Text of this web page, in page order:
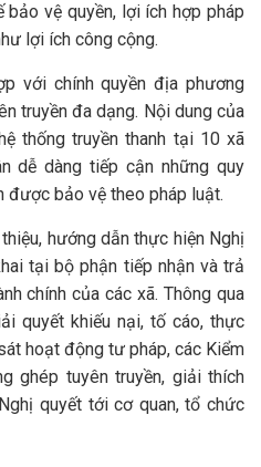
vệ quyền, lợi ích hợp pháp
lợi ích công cộng.
với chính quyền địa phương
truyền đa dạng. Nội dung của
thống truyền thanh tại 10 xã
dễ dàng tiếp cận những quy
được bảo vệ theo pháp luật.
hướng dẫn thực hiện Nghị
tại bộ phận tiếp nhận và trả
chính của các xã. Thông qua
quyết khiếu nại, tố cáo, thực
hoạt động tư pháp, các Kiểm
ghép tuyên truyền, giải thích
quyết tới cơ quan, tổ chức